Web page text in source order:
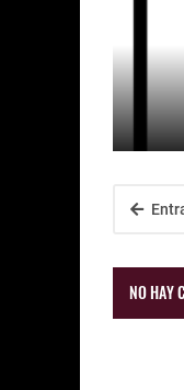
NO HAY